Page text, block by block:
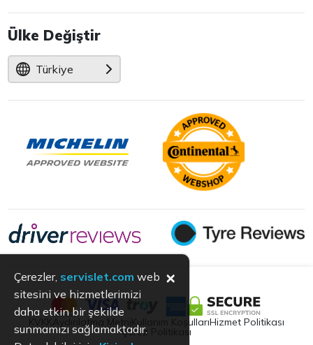
Ülke Değiştir
Türkiye
Aydınlatma Metni Kullanım KoşullarıHizmet Politikası
Çerez Politikası
Çerezler, servislet.com web
sitesini ve hizmetlerimizi
daha etkin bir şekilde
sunmamızı sağlamaktadır.
×